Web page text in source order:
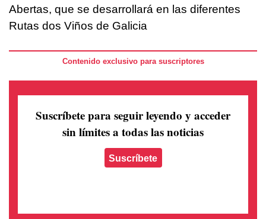
Abertas, que se desarrollará en las diferentes
Rutas dos Viños de Galicia
Contenido exclusivo para suscriptores
Suscríbete para seguir leyendo y acceder
sin límites a todas las noticias
Suscríbete